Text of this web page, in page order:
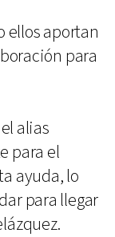
ellos aportan
para
alias
para el
ayuda, lo
para llegar